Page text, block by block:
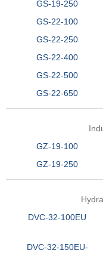
GS-19-250
GS-22-100
GS-22-250
GS-22-400
GS-22-500
GS-22-650
GZ-19-100
GZ-19-250
DVC-32-100EU
DVC-32-150EU-